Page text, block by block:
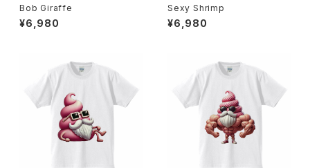
Bob Giraffe
¥6,980
Sexy Shrimp
¥6,980